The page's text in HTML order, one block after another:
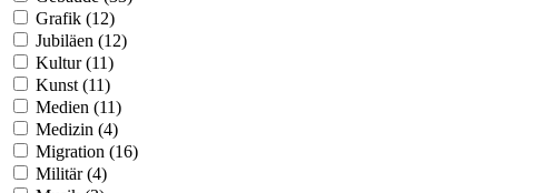
Grafik (12)
Jubiläen (12)
Kultur (11)
Kunst (11)
Medien (11)
Medizin (4)
Migration (16)
Militär (4)